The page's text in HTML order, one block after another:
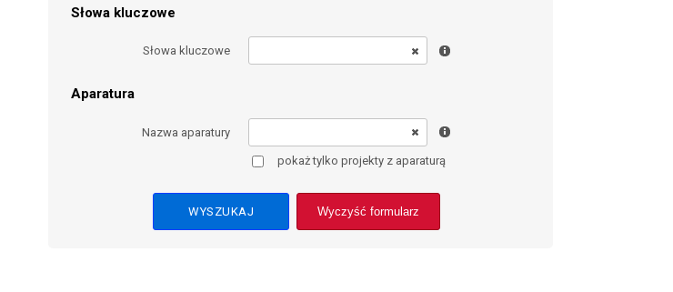
Słowa kluczowe
Słowa kluczowe
Aparatura
Nazwa aparatury
pokaż tylko projekty z aparaturą
Wyczyść formularz